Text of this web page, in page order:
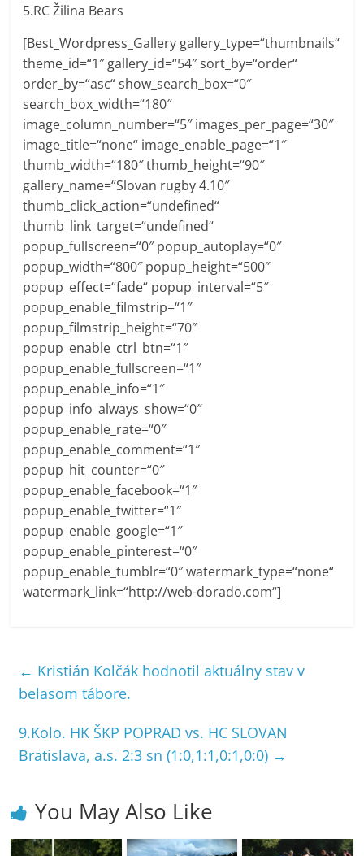
5.RC Žilina Bears
[Best_Wordpress_Gallery gallery_type=“thumbnails“
theme_id=“1″ gallery_id=“54″ sort_by=“order“
order_by=“asc“ show_search_box=“0″
search_box_width=“180″
image_column_number=“5″ images_per_page=“30″
image_title=“none“ image_enable_page=“1″
thumb_width=“180″ thumb_height=“90″
gallery_name=“Slovan rugby 4.10″
thumb_click_action=“undefined“
thumb_link_target=“undefined“
popup_fullscreen=“0″ popup_autoplay=“0″
popup_width=“800″ popup_height=“500″
popup_effect=“fade“ popup_interval=“5″
popup_enable_filmstrip=“1″
popup_filmstrip_height=“70″
popup_enable_ctrl_btn=“1″
popup_enable_fullscreen=“1″
popup_enable_info=“1″
popup_info_always_show=“0″
popup_enable_rate=“0″
popup_enable_comment=“1″
popup_hit_counter=“0″
popup_enable_facebook=“1″
popup_enable_twitter=“1″
popup_enable_google=“1″
popup_enable_pinterest=“0″
popup_enable_tumblr=“0″ watermark_type=“none“
watermark_link=“http://web-dorado.com“]
← Kristián Kolčák hodnotil aktuálny stav v
belasom tábore.
9.Kolo. HK ŠKP POPRAD vs. HC SLOVAN
Bratislava, a.s. 2:3 sn (1:0,1:1,0:1,0:0) →
You May Also Like